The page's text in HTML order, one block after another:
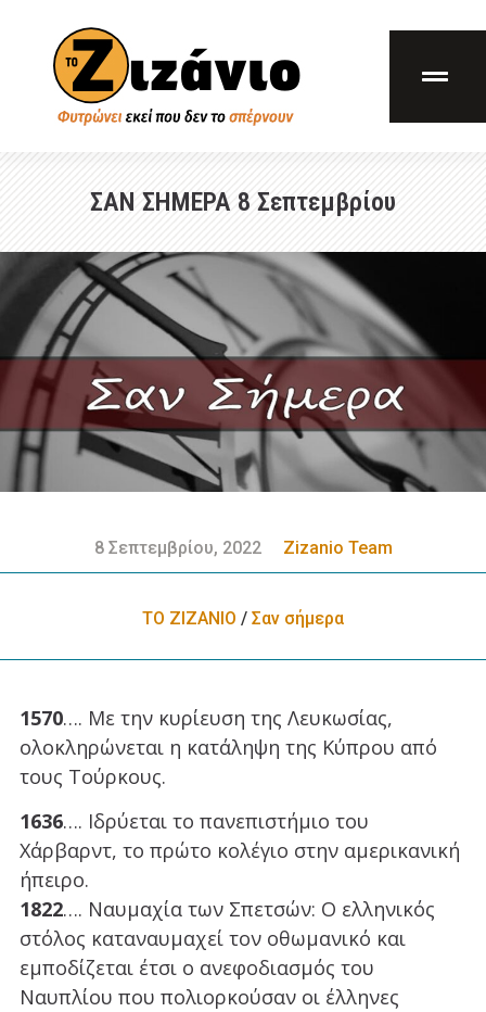
ΣΑΝ ΣΗΜΕΡΑ 8 Σεπτεμβρίου
8 Σεπτεμβρίου, 2022 Zizanio Team
ΤΟ ΖΙΖΑΝΙΟ / Σαν σήμερα
1570…. Με την κυρίευση της Λευκωσίας,
ολοκληρώνεται η κατάληψη της Κύπρου από
τους Τούρκους.
1636…. Ιδρύεται το πανεπιστήμιο του
Χάρβαρντ, το πρώτο κολέγιο στην αμερικανική
ήπειρο.
1822…. Ναυμαχία των Σπετσών: Ο ελληνικός
στόλος καταναυμαχεί τον οθωμανικό και
εμποδίζεται έτσι ο ανεφοδιασμός του
Ναυπλίου που πολιορκούσαν οι έλληνες